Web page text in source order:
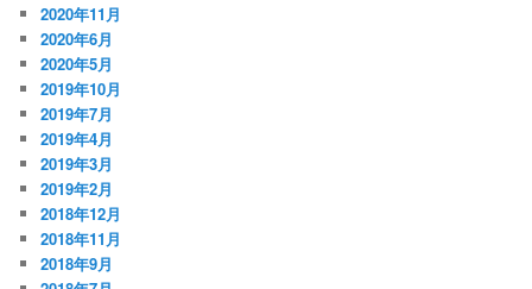
2020年11月
2020年6月
2020年5月
2019年10月
2019年7月
2019年4月
2019年3月
2019年2月
2018年12月
2018年11月
2018年9月